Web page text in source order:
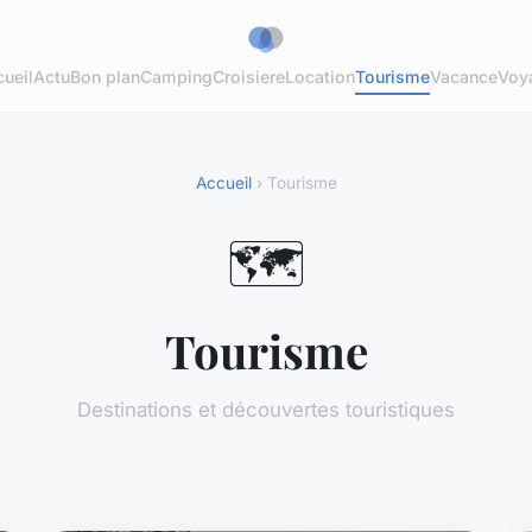
ActuBon planCampingCroisiereLocationTourismeVacance
Accueil› Tourisme
🗺️
Tourisme
Destinations et découvertes touristiques